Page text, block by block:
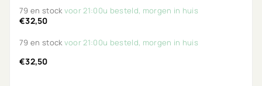
79 en stockvoor 21:00u besteld, morgen in huis
€32,50
79 en stockvoor 21:00u besteld, morgen in huis
€32,50